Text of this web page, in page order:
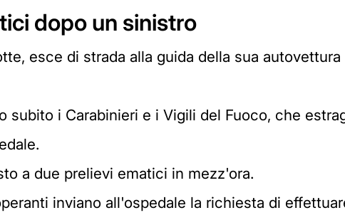
dopo un sinistro
esce di strada alla guida della sua
subito i Carabinieri e i Vigili del Fuoco, che
a due prelievi ematici in mezz'ora.
inviano all'ospedale la richiesta di